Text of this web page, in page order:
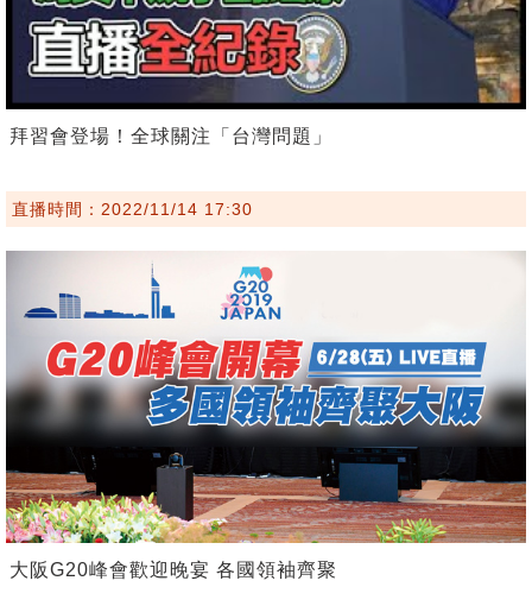
拜習會登場！全球關注「台灣問題」
直播時間：2022/11/14 17:30
大阪G20峰會歡迎晚宴 各國領袖齊聚